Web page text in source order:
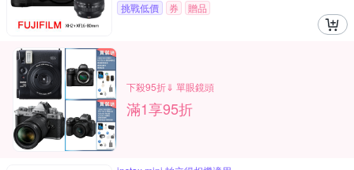
挑戰低價
券 贈品
下殺95折⇓ 單眼鏡頭
滿1享95折